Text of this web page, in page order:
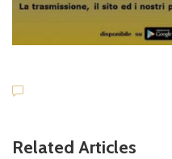
Related Articles